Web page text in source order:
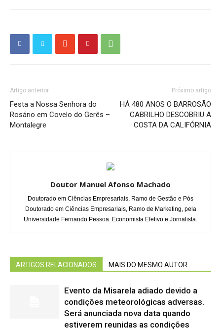
Artigo anterior
Festa a Nossa Senhora do
Rosário em Covelo do Gerês –
Montalegre
Próximo artigo
HÁ 480 ANOS O BARROSÃO
CABRILHO DESCOBRIU A
COSTA DA CALIFÓRNIA
Doutor Manuel Afonso Machado
Doutorado em Ciências Empresariais, Ramo de Gestão e Pós
Doutorado em Ciências Empresariais, Ramo de Marketing, pela
Universidade Fernando Pessoa. Economista Efetivo e Jornalista.
ARTIGOS RELACIONADOS MAIS DO MESMO AUTOR
Evento da Misarela adiado devido a
condições meteorológicas adversas.
Será anunciada nova data quando
estiverem reunidas as condições